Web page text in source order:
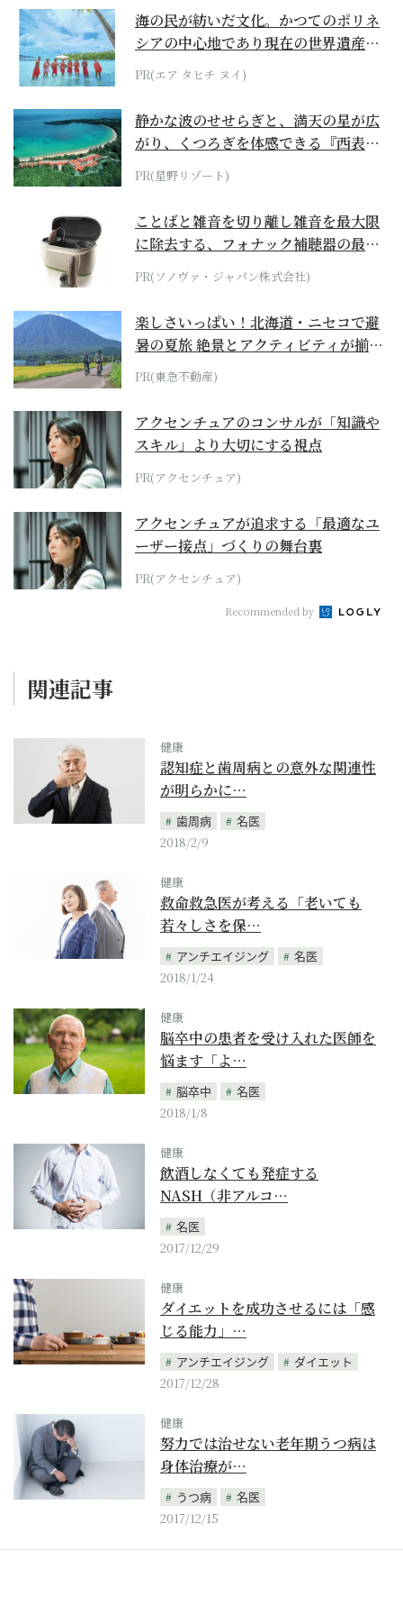
海の民が紡いだ文化。かつてのポリネ
シアの中心地であり現在の世界遺産か
らみえてくる...
PR(エア タヒチ ヌイ)
静かな波のせせらぎと、満天の星が広
がり、くつろぎを体感できる『西表島
ホテル by...
PR(星野リゾート)
ことばと雑音を切り離し雑音を最大限
に除去する、フォナック補聴器の最上
位モデル
PR(ソノヴァ・ジャパン株式会社)
楽しさいっぱい！北海道・ニセコで避
暑の夏旅 絶景とアクティビティが揃う
「ニセコ東...
PR(東急不動産)
アクセンチュアのコンサルが「知識や
スキル」より大切にする視点
PR(アクセンチュア)
アクセンチュアが追求する「最適なユ
ーザー接点」づくりの舞台裏
PR(アクセンチュア)
Recommended by
関連記事
健康
認知症と歯周病との意外な関連性
が明らかに…
歯周病
名医
2018/2/9
健康
救命救急医が考える「老いても
若々しさを保…
アンチエイジング
名医
2018/1/24
健康
脳卒中の患者を受け入れた医師を
悩ます「よ…
脳卒中
名医
2018/1/8
健康
飲酒しなくても発症する
NASH（非アルコ…
名医
2017/12/29
健康
ダイエットを成功させるには「感
じる能力」…
アンチエイジング
ダイエット
2017/12/28
健康
努力では治せない老年期うつ病は
身体治療が…
うつ病
名医
2017/12/15